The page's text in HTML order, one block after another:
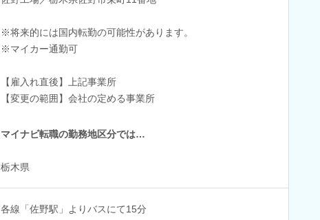
※将来的には国内転勤の可能性があります。
※マイカー通勤可
【雇入れ直後】上記事業所
【変更の範囲】会社の定める事業所
マイナビ転職の勤務地区分では…
栃木県
各線「佐野駅」よりバスにて15分